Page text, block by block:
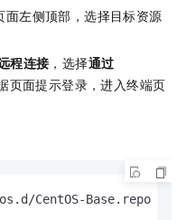
面左侧顶部，选择目标资源
程连接 ，选择通过
页面提示登录，进入终端页
CentOS-Base.repo